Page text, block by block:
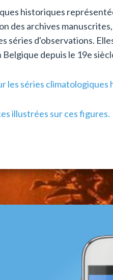
historiques
des archives
séries d'observations.
depuis le 19e
les séries climatologiques
illustrées sur ces figures.